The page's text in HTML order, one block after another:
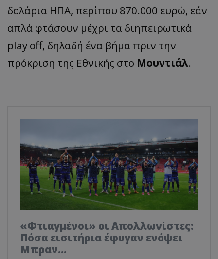
δολάρια ΗΠΑ, περίπου 870.000 ευρώ, εάν
απλά φτάσουν μέχρι τα διηπειρωτικά
play off, δηλαδή ένα βήμα πριν την
πρόκριση της Εθνικής στο Μουντιάλ.
«Φτιαγμένοι» οι Απολλωνίστες:
Πόσα εισιτήρια έφυγαν ενόψει
Μπραν...